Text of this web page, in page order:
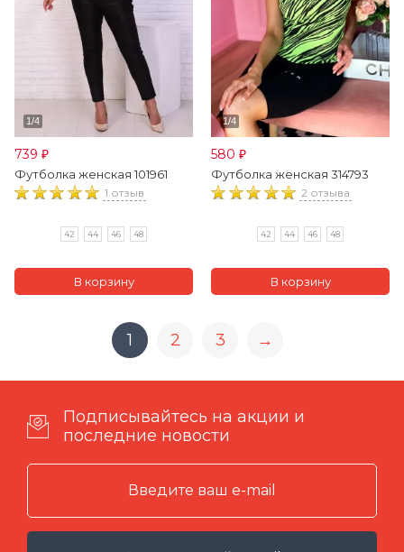
739 ₽
Футболка женская 101961
1 отзыв
42 44 46 48
580 ₽
Футболка женская 314793
2 отзыва
42 44 46 48
1 2 3 →
Подписывайтесь на акции и
последние новости